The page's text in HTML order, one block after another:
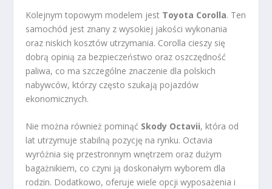
Kolejnym topowym modelem jest Toyota Corolla. Ten
samochód jest znany z wysokiej jakości wykonania
oraz niskich kosztów utrzymania. Corolla cieszy się
dobrą opinią za bezpieczeństwo oraz oszczędność
paliwa, co ma szczególne znaczenie dla polskich
nabywców, którzy często szukają pojazdów
ekonomicznych.
Nie można również pominąć Skody Octavii, która od
lat utrzymuje stabilną pozycję na rynku. Octavia
wyróżnia się przestronnym wnętrzem oraz dużym
bagażnikiem, co czyni ją doskonałym wyborem dla
rodzin. Dodatkowo, oferuje wiele opcji wyposażenia i